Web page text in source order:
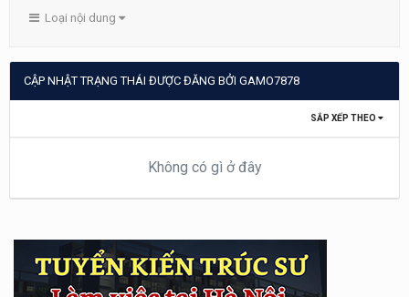
Loại nội dung
CẬP NHẬT TRẠNG THÁI ĐƯỢC ĐĂNG BỞI GAMO7878
SẮP XẾP THEO
Không có gì ở đây